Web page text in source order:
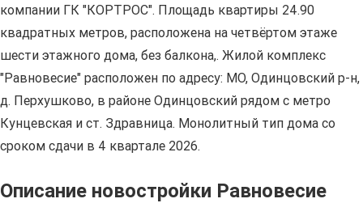
компании ГК "КОРТРОС". Площадь квартиры 24.90
квадратных метров, расположена на четвёртом этаже
шести этажного дома, без балкона,. Жилой комплекс
"Равновесие" расположен по адресу: МО, Одинцовский р-н,
д. Перхушково, в районе Одинцовский рядом с метро
Кунцевская и ст. Здравница. Монолитный тип дома со
сроком сдачи в 4 квартале 2026.
Описание новостройки Равновесие